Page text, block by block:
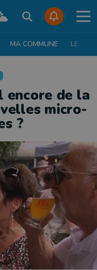
MA COMMUNE LE JT
encore de la
micro-
?